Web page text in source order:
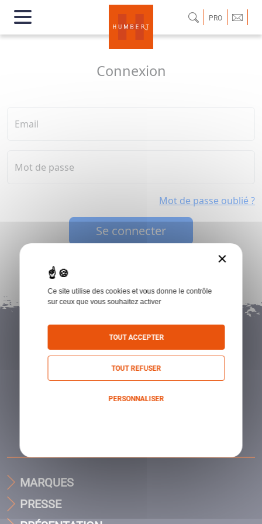
PRO
Connexion
Email
Mot de passe
Mot de passe oublié ?
Se connecter
MARQUES
PRESSE
×
Ce site utilise des cookies et vous donne le contrôle
sur ceux que vous souhaitez activer
TOUT ACCEPTER
TOUT REFUSER
PERSONNALISER